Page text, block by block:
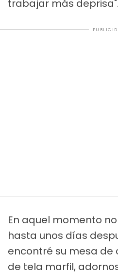
trabajar más deprisa".
En aquel momento
hasta unos días
encontré su mesa de
de tela marfil,